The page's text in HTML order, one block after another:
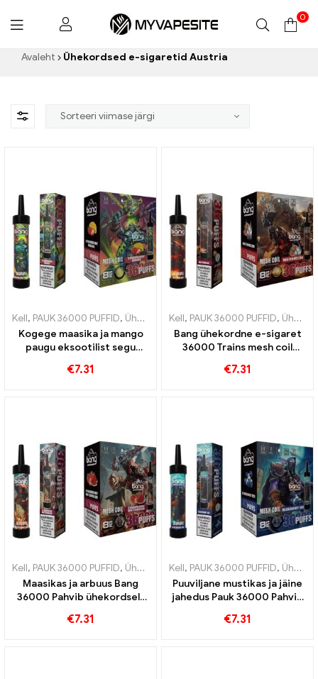
Myvapesite.de
0
Avaleht Ühekordsed e-sigaretid Austria
Kell, PAUK 36000 PUFFID, Ühekordsed e-sigaretid ,Ühekordsed e-
Kogege maasika ja mango
paugu eksootilist segu
kasutatav võrgusilmaga e-
€7.31
Kell, PAUK 36000 PUFFID, Ühekordsed e-sigaretid
Bang ühekordne e-sigaret
36000 Trains mesh coil
arbuusikogemust
€7.31
Kell, PAUK 36000 PUFFID, Ühekordsed e-sigaretid ,Ühekordsed e-
Maasikas ja arbuus Bang
36000 Pahvib ühekordselt
võrguspiraaliga
€7.31
Kell, PAUK 36000 PUFFID, Ühekordsed e-sigaretid
Puuviljane mustikas ja jäine
jahedus Pauk 36000 Pahvib
sigaretti ainulaadse
€7.31